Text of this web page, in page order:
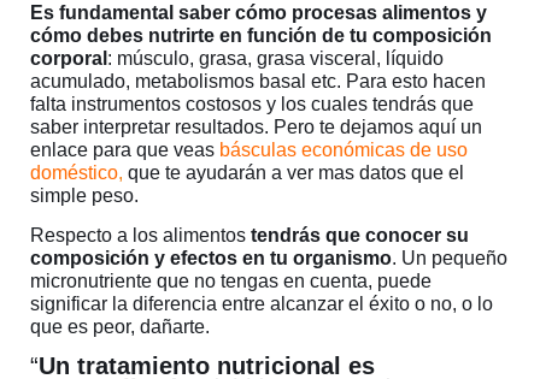
Es fundamental saber cómo procesas alimentos y
cómo debes nutrirte en función de tu composición
corporal : músculo, grasa, grasa visceral, líquido
acumulado, metabolismos basal etc. Para esto hacen
falta instrumentos costosos y los cuales tendrás que
saber interpretar resultados. Pero te dejamos aquí un
enlace para que veas básculas económicas de uso
doméstico, que te ayudarán a ver mas datos que el
simple peso.
Respecto a los alimentos tendrás que conocer su
composición y efectos en tu organismo. Un pequeño
micronutriente que no tengas en cuenta, puede
significar la diferencia entre alcanzar el éxito o no, o lo
que es peor, dañarte.
“Un tratamiento nutricional es